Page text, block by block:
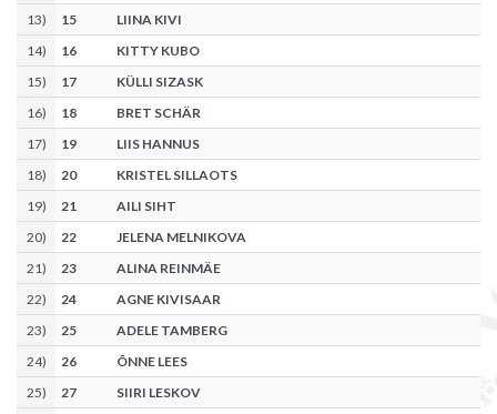
13) 15
LIINA KIVI
14) 16
KITTY KUBO
15) 17
KÜLLI SIZASK
16) 18
BRET SCHÄR
17) 19
LIIS HANNUS
18) 20
KRISTEL SILLAOTS
19) 21
AILI SIHT
20) 22
JELENA MELNIKOVA
21) 23
ALINA REINMÄE
22) 24
AGNE KIVISAAR
23) 25
ADELE TAMBERG
24) 26
ÕNNE LEES
25) 27
SIIRI LESKOV